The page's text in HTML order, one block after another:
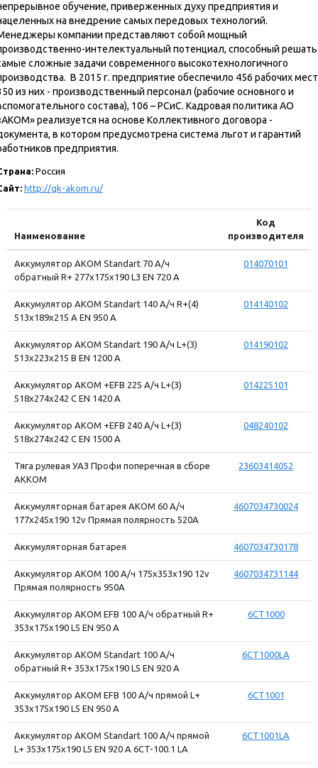
обучение, приверженных духу предприятия и
на внедрение самых передовых технологий.
компании представляют собой мощный
интелектуальный потенциал, способный решать
сложные задачи современного высокотехнологичного
В 2015 г. предприятие обеспечило 456 рабочих
из них - производственный персонал (рабочие основного и
состава), 106 – РСиС. Кадровая политика АО
реализуется на основе Коллективного договора -
в котором предусмотрена система льгот и гарантий
предприятия.
Россия
http://gk-akom.ru/
Наименование
Код
производителя
Аккумулятор АКОМ Standart 70 А/ч
обратный R+ 277x175x190 L3 EN 720 А
014070101
Аккумулятор АКОМ Standart 140 А/ч R+(4)
513x189x215 A EN 950 А
014140102
Аккумулятор АКОМ Standart 190 А/ч L+(3)
513x223x215 B EN 1200 А
014190102
Аккумулятор АКОМ +EFB 225 А/ч L+(3)
518x274x242 C EN 1420 А
014225101
Аккумулятор АКОМ +EFB 240 А/ч L+(3)
518x274x242 C EN 1500 А
048240102
Тяга рулевая УАЗ Профи поперечная в сборе
АККОМ
23603414052
Аккумуляторная батарея АКОМ 60 А/ч
177x245x190 12v Прямая полярность 520A
4607034730024
Аккумуляторная батарея 4607034730178
Аккумулятор АКОМ 100 А/ч 175x353x190 12v
Прямая полярность 950A
4607034731144
Аккумулятор АКОМ EFB 100 А/ч обратный R+
353x175x190 L5 EN 950 А
6CT1000
Аккумулятор АКОМ Standart 100 А/ч
обратный R+ 353x175x190 L5 EN 920 А
6CT1000LA
Аккумулятор АКОМ EFB 100 А/ч прямой L+
353x175x190 L5 EN 950 А
6CT1001
Аккумулятор АКОМ Standart 100 А/ч прямой
L+ 353x175x190 L5 EN 920 А 6CT-100.1 LA
6CT1001LA